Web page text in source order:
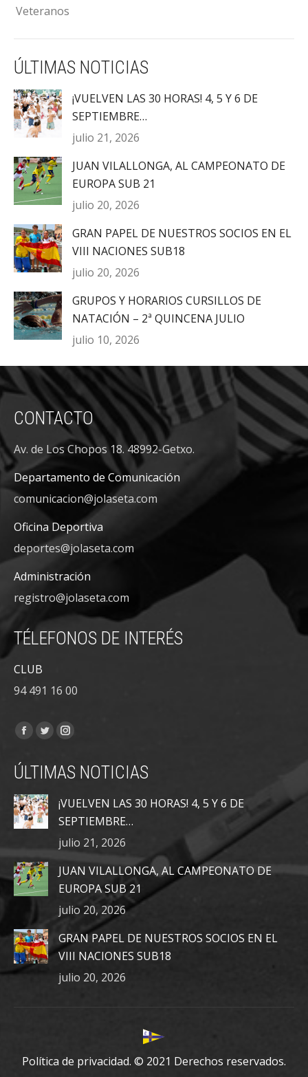
Veteranos
ÚLTIMAS NOTICIAS
¡VUELVEN LAS 30 HORAS! 4, 5 Y 6 DE
SEPTIEMBRE…
julio 21, 2026
JUAN VILALLONGA, AL CAMPEONATO DE
EUROPA SUB 21
julio 20, 2026
GRAN PAPEL DE NUESTROS SOCIOS EN EL
VIII NACIONES SUB18
julio 20, 2026
GRUPOS Y HORARIOS CURSILLOS DE
NATACIÓN – 2ª QUINCENA JULIO
julio 10, 2026
CONTACTO
Av. de Los Chopos 18. 48992-Getxo.
Departamento de Comunicación
comunicacion@jolaseta.com
Oficina Deportiva
deportes@jolaseta.com
Administración
registro@jolaseta.com
TÉLEFONOS DE INTERÉS
CLUB
94 491 16 00
Encuéntranos en:
Facebook
opens
in
new
window
Twitter
opens
in
new
window
Instagram
opens
new
window
ÚLTIMAS NOTICIAS
¡VUELVEN LAS 30 HORAS! 4, 5 Y 6 DE
SEPTIEMBRE…
julio 21, 2026
JUAN VILALLONGA, AL CAMPEONATO DE
EUROPA SUB 21
julio 20, 2026
GRAN PAPEL DE NUESTROS SOCIOS EN EL
VIII NACIONES SUB18
julio 20, 2026
Política de privacidad. © 2021 Derechos reservados.